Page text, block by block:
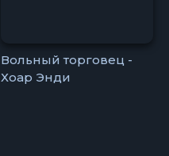
Вольный торговец -
Хоар Энди